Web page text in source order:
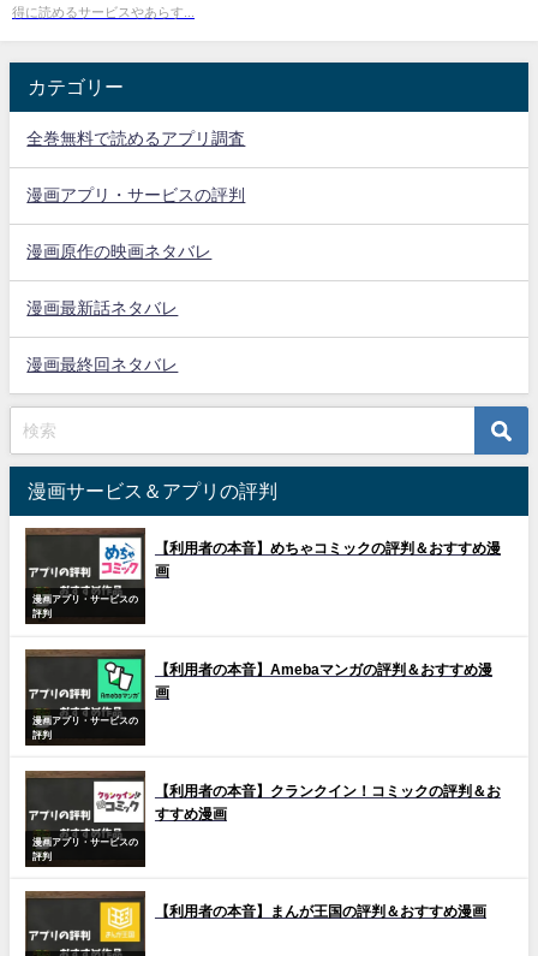
得に読めるサービスやあらす...
カテゴリー
全巻無料で読めるアプリ調査
漫画アプリ・サービスの評判
漫画原作の映画ネタバレ
漫画最新話ネタバレ
漫画最終回ネタバレ
漫画サービス＆アプリの評判
漫画アプリ・サービスの
評判
【利用者の本音】めちゃコミックの評判＆おすすめ漫
画
漫画アプリ・サービスの
評判
【利用者の本音】Amebaマンガの評判＆おすすめ漫
画
漫画アプリ・サービスの
評判
【利用者の本音】クランクイン！コミックの評判＆お
すすめ漫画
【利用者の本音】まんが王国の評判＆おすすめ漫画